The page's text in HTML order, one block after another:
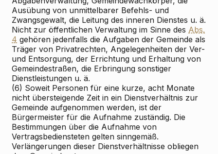
Ausübung von unmittelbarer Befehls- und
Zwangsgewalt, die Leitung des inneren Dienstes u. ä.
Nicht zur öffentlichen Verwaltung im Sinne des Abs.
4 gehören jedenfalls die Aufgaben der Gemeinde als
Träger von Privatrechten, Angelegenheiten der Ver-
und Entsorgung, der Errichtung und Erhaltung von
Gemeindestraßen, die Erbringung sonstiger
Dienstleistungen u. ä.
(6) Soweit Personen für eine kurze, acht Monate
nicht übersteigende Zeit in ein Dienstverhältnis zur
Gemeinde aufgenommen werden, ist der
Bürgermeister für die Aufnahme zuständig. Die
Bestimmungen über die Aufnahme von
Vertragsbediensteten gelten sinngemäß.
Verlängerungen dieser Dienstverhältnisse obliegen